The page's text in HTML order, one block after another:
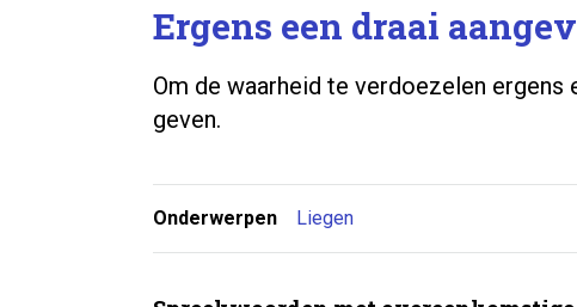
Ergens een draai
Om de waarheid te verdoezelen
geven.
Onderwerpen Liegen